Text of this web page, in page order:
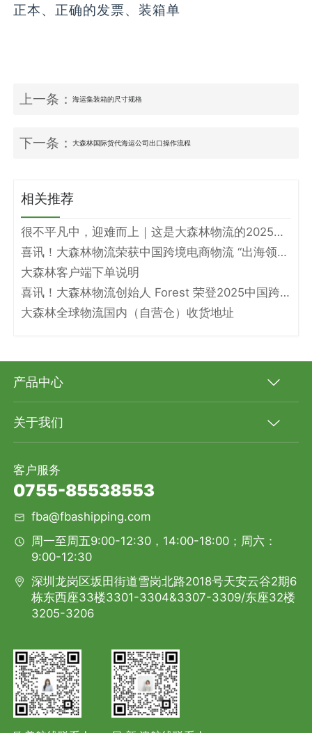
正本、正确的发票、装箱单
上一条：海运集装箱的尺寸规格
下一条：大森林国际货代海运公司出口操作流程
相关推荐
很不平凡中，迎难而上｜这是大森林物流的2025年度答卷
喜讯！大森林物流荣获中国跨境电商物流 “出海领军企业” 和 “头程物流标杆企业” 双奖项！
大森林客户端下单说明
喜讯！大森林物流创始人 Forest 荣登2025中国跨境电商物流名人堂！
大森林全球物流国内（自营仓）收货地址
产品中心
关于我们
客户服务
0755-85538553
fba@fbashipping.com
周一至周五9:00-12:30，14:00-18:00；周六：
9:00-12:30
深圳龙岗区坂田街道雪岗北路2018号天安云谷2期6
栋东西座33楼3301-3304&3307-3309/东座32楼
3205-3206